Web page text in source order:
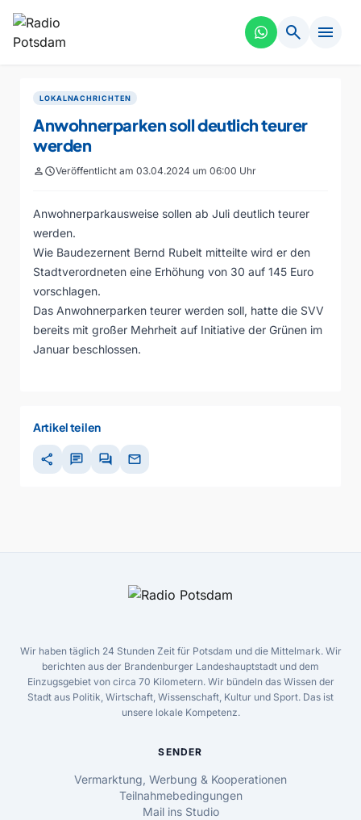
search menu
LOKALNACHRICHTEN
Anwohnerparken soll deutlich teurer
werden
personscheduleVeröffentlicht am 03.04.2024 um 06:00 Uhr
Anwohnerparkausweise sollen ab Juli deutlich teurer
werden.
Wie Baudezernent Bernd Rubelt mitteilte wird er den
Stadtverordneten eine Erhöhung von 30 auf 145 Euro
vorschlagen.
Das Anwohnerparken teurer werden soll, hatte die SVV
bereits mit großer Mehrheit auf Initiative der Grünen im
Januar beschlossen.
Artikel teilen
share chat forum mail
Wir haben täglich 24 Stunden Zeit für Potsdam und die Mittelmark. Wir
berichten aus der Brandenburger Landeshauptstadt und dem
Einzugsgebiet von circa 70 Kilometern. Wir bündeln das Wissen der
Stadt aus Politik, Wirtschaft, Wissenschaft, Kultur und Sport. Das ist
unsere lokale Kompetenz.
SENDER
Vermarktung, Werbung & Kooperationen
Teilnahmebedingungen
Mail ins Studio